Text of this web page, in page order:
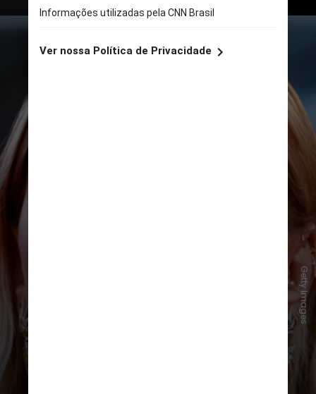
Getty Images